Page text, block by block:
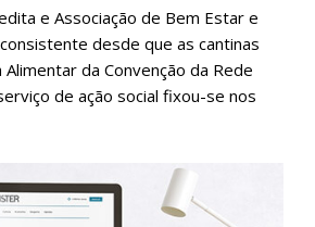
e Associação de Bem Estar e
desde que as cantinas
da Convenção da Rede
de ação social fixou-se nos